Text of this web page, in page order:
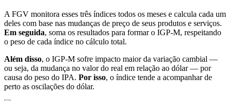
A FGV monitora esses três índices todos os meses e calcula cada um
deles com base nas mudanças de preço de seus produtos e serviços.
Em seguida, soma os resultados para formar o IGP-M, respeitando
o peso de cada índice no cálculo total.
Além disso, o IGP-M sofre impacto maior da variação cambial —
ou seja, da mudança no valor do real em relação ao dólar — por
causa do peso do IPA. Por isso, o índice tende a acompanhar de
perto as oscilações do dólar.